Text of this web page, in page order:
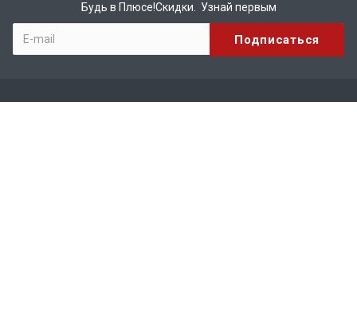
Будь в Плюсе!Скидки. Узнай первым